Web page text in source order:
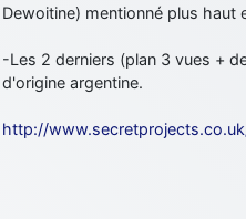
Dewoitine) mentionné plus haut
-Les 2 derniers (plan 3 vues +
d'origine argentine.
http://